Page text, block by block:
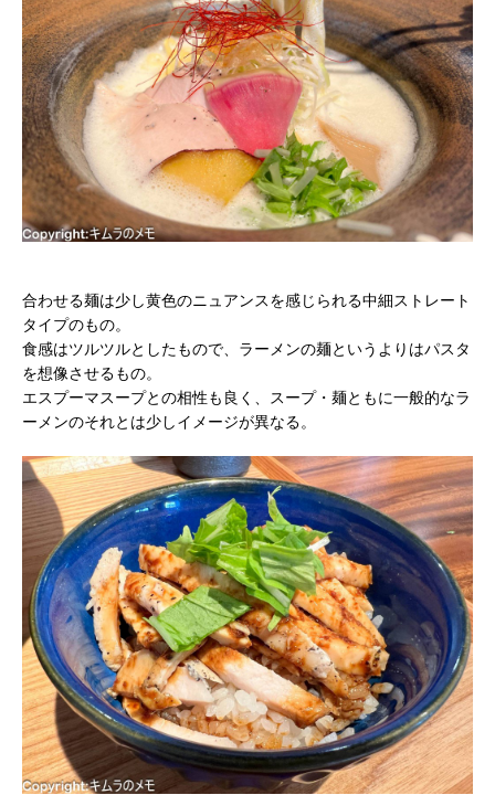
合わせる麺は少し黄色のニュアンスを感じられる中細ストレート
タイプのもの。
食感はツルツルとしたもので、ラーメンの麺というよりはパスタ
を想像させるもの。
エスプーマスープとの相性も良く、スープ・麺ともに一般的なラ
ーメンのそれとは少しイメージが異なる。